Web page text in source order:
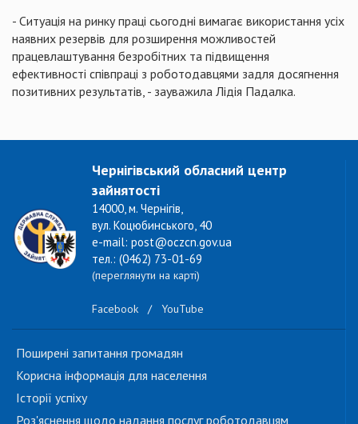
- Ситуація на ринку праці сьогодні вимагає використання усіх
наявних резервів для розширення можливостей
працевлаштування безробітних та підвищення
ефективності співпраці з роботодавцями задля досягнення
позитивних результатів, - зауважила Лідія Падалка.
Чернігівський обласний центр
зайнятості
14000, м. Чернігів,
вул. Коцюбинського, 40
e-mail: post@oczcn.gov.ua
тел.: (0462) 73-01-69
(переглянути на карті)
Facebook / YouTube
Поширені запитання громадян
Корисна інформація для населення
Історії успіху
Роз'яснення щодо надання послуг роботодавцям